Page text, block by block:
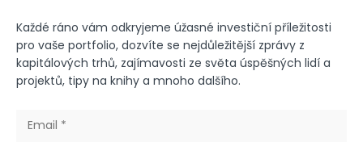
Každé ráno vám odkryjeme úžasné investiční příležitosti
pro vaše portfolio, dozvíte se nejdůležitější zprávy z
kapitálových trhů, zajímavosti ze světa úspěšných lidí a
projektů, tipy na knihy a mnoho dalšího.